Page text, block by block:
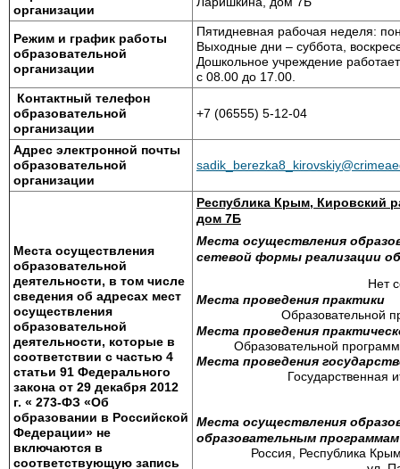
организации
Режим и график работы
образовательной
организации
Пятидневная рабочая неделя:
Выходные дни – суббота,
Дошкольное учреждение
с 08.00 до 17.00.
Контактный телефон
образовательной
организации
+7 (06555) 5-12-04
Адрес электронной почты
образовательной
организации
Места осуществления
образовательной
деятельности, в том числе
сведения об адресах мест
осуществления
образовательной
деятельности, которые в
соответствии с частью 4
статьи 91 Федерального
закона от 29 декабря 2012
г. « 273-ФЗ «Об
образовании в Российской
Федерации» не
включаются в
соответствующую запись
Республика Крым, Кировский
дом 7Б
Места осуществления
сетевой формы реализации
Нет
Места проведения практики
Образовательной
Места проведения
Образовательной
Места проведения
Государственная
Места осуществления
образовательным программам
Россия, Республика